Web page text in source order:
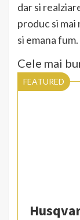
dar si
produc si mai
si emana fum.
Cele mai
FEATURED